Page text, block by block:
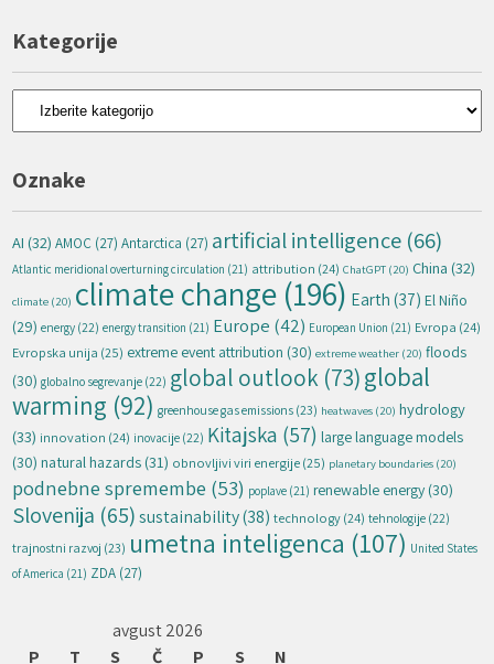
Kategorije
Kategorije
Oznake
AI (32) AMOC (27) Antarctica (27) artificial intelligence (66)
Atlantic meridional overturning circulation (21) attribution (24) ChatGPT (20) China (32)
climate (20) climate change (196) Earth (37) El Niño
(29) energy (22) energy transition (21) Europe (42) European Union (21) Evropa (24)
Evropska unija (25) extreme event attribution (30) extreme weather (20) floods
(30) globalno segrevanje (22) global outlook (73)global
warming (92) greenhouse gas emissions (23) heatwaves (20) hydrology
(33) innovation (24) inovacije (22) Kitajska (57) large language models
(30) natural hazards (31) obnovljivi viri energije(25) planetary boundaries (20)
podnebne spremembe (53) poplave (21) renewable energy (30)
Slovenija (65) sustainability(38) technology(24) tehnologije (22)
trajnostni razvoj (23) umetna inteligenca (107) United States
of America (21) ZDA (27)
avgust 2026
P
T S Č P S N